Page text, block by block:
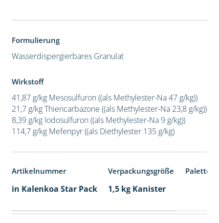
Formulierung
Wasserdispergierbares Granulat
Wirkstoff
41,87 g/kg Mesosulfuron ((als Methylester-Na 47 g/kg))
21,7 g/kg Thiencarbazone ((als Methylester-Na 23,8 g/kg))
8,39 g/kg Iodosulfuron ((als Methylester-Na 9 g/kg))
114,7 g/kg Mefenpyr ((als Diethylester 135 g/kg)
Artikelnummer Verpackungsgröße
in Kalenkoa Star Pack 1,5 kg Kanister